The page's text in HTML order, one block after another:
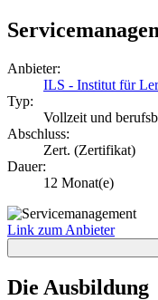
Anbieter:
ILS - Institut für
Typ:
Vollzeit und
Abschluss:
Zert. (Zertifikat)
Dauer:
12 Monat(e)
Link zum Anbieter
Die Ausbildung